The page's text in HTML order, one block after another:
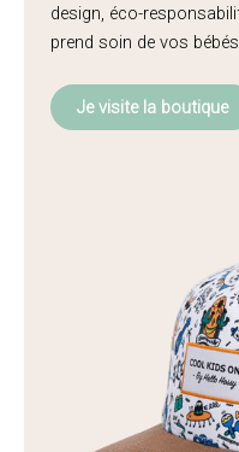
design, éco-
prend soin de vos
Je visite la boutique